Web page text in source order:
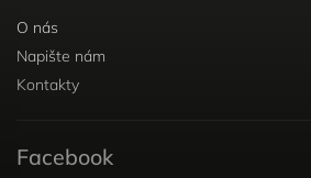
O nás
Napište nám
Kontakty
Facebook